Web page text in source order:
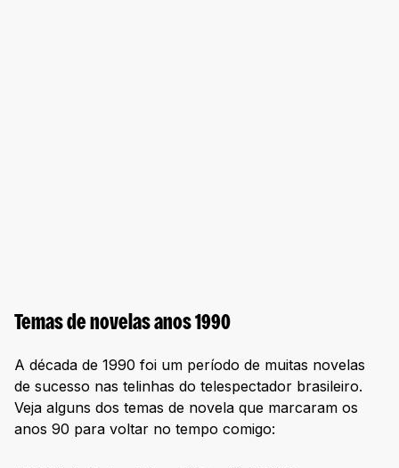
Temas de novelas anos 1990
A década de 1990 foi um período de muitas novelas
de sucesso nas telinhas do telespectador brasileiro.
Veja alguns dos temas de novela que marcaram os
anos 90 para voltar no tempo comigo: